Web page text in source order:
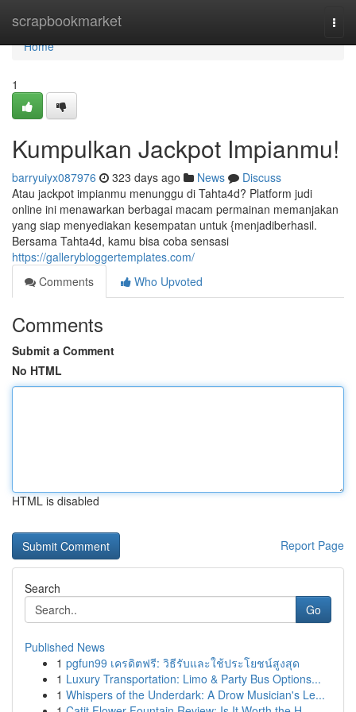
scrapbookmarket
Home
Home
1
Kumpulkan Jackpot Impianmu!
barryuiyx087976 323 days ago News
Discuss
Atau jackpot impianmu menunggu di Tahta4d? Platform judi
online ini menawarkan berbagai macam permainan memanjakan
yang siap menyediakan kesempatan untuk {menjadiberhasil.
Bersama Tahta4d, kamu bisa coba sensasi
https://gallerybloggertemplates.com/
Comments
Who Upvoted
Comments
Submit a Comment
No HTML
HTML is disabled
Report Page
Search
Go
Published News
1 pgfun99 เครดิตฟรี: วิธีรับและใช้ประโยชน์สูงสุด
1 Luxury Transportation: Limo & Party Bus Options...
1 Whispers of the Underdark: A Drow Musician's Le...